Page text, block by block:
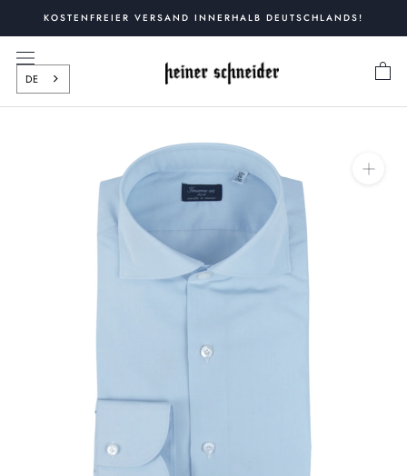
springen
KOSTENFREIER VERSAND INNERHALB DEUTSCHLANDS!
DE